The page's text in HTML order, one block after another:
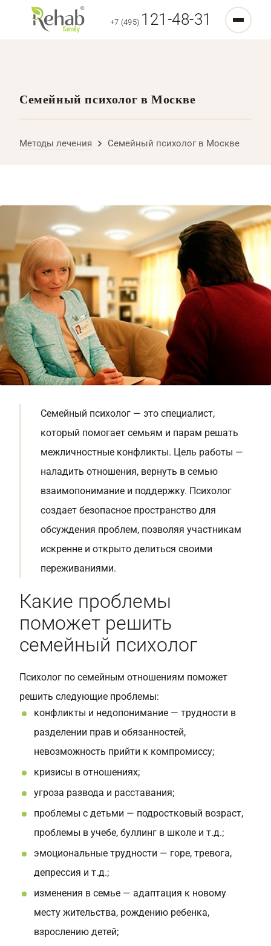
+7 (495) 121-48-31
Семейный психолог в Москве
Методы лечения Семейный психолог в Москве
Семейный психолог — это специалист,
который помогает семьям и парам решать
межличностные конфликты. Цель работы —
наладить отношения, вернуть в семью
взаимопонимание и поддержку. Психолог
создает безопасное пространство для
обсуждения проблем, позволяя участникам
искренне и открыто делиться своими
переживаниями.
Какие проблемы
поможет решить
семейный психолог
Психолог по семейным отношениям поможет
решить следующие проблемы:
конфликты и недопонимание — трудности в
разделении прав и обязанностей,
невозможность прийти к компромиссу;
кризисы в отношениях;
угроза развода и расставания;
проблемы с детьми — подростковый возраст,
проблемы в учебе, буллинг в школе и т.д.;
эмоциональные трудности — горе, тревога,
депрессия и т.д.;
изменения в семье — адаптация к новому
месту жительства, рождению ребенка,
взрослению детей;